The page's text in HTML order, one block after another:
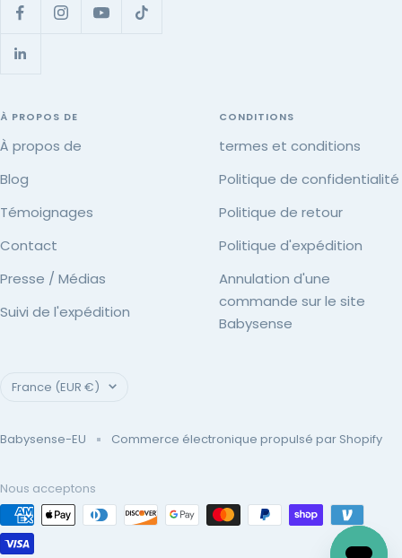
À PROPOS DE
À propos de
Blog
Témoignages
Contact
Presse / Médias
Suivi de l'expédition
CONDITIONS
termes et conditions
Politique de confidentialité
Politique de retour
Politique d'expédition
Annulation d'une
commande sur le site
Babysense
Pays/région
France (EUR €)
Babysense-EU Commerce électronique propulsé par Shopify
Nous acceptons